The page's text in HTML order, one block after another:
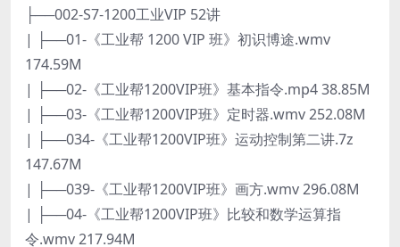
├──002-S7-1200工业VIP 52讲
| ├──01-《工业帮 1200 VIP 班》初识博途.wmv
174.59M
| ├──02-《工业帮1200VIP班》基本指令.mp4 38.85M
| ├──03-《工业帮1200VIP班》定时器.wmv 252.08M
| ├──034-《工业帮1200VIP班》运动控制第二讲.7z
147.67M
| ├──039-《工业帮1200VIP班》画方.wmv 296.08M
| ├──04-《工业帮1200VIP班》比较和数学运算指
令.wmv 217.94M